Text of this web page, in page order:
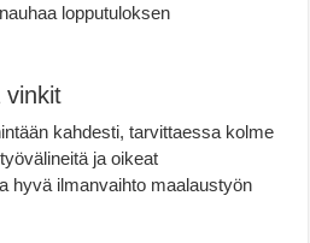
lopputuloksen
vinkit
kahdesti, tarvittaessa kolme
ja oikeat
hyvä ilmanvaihto maalaustyön